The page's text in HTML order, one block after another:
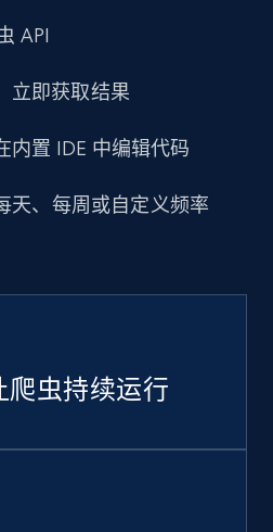
API
立即获取结果
内置 IDE 中编辑代码
天、每周或自定义频率
爬虫持续运行